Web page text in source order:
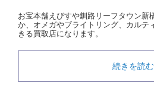
お宝本舗えびすや釧路リーフタウン新
か、オメガやブライトリング、カルテ
きる買取店になります。
続きを読む